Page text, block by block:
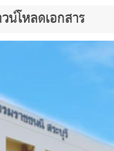
น์โหลดเอกสาร